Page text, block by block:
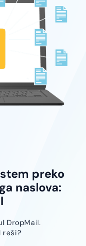
preko
naslova:
DropMail.
reši?